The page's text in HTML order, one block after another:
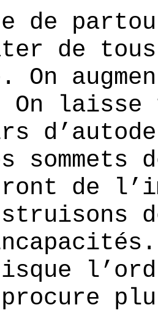
de
de
On
On laisse
de
procure